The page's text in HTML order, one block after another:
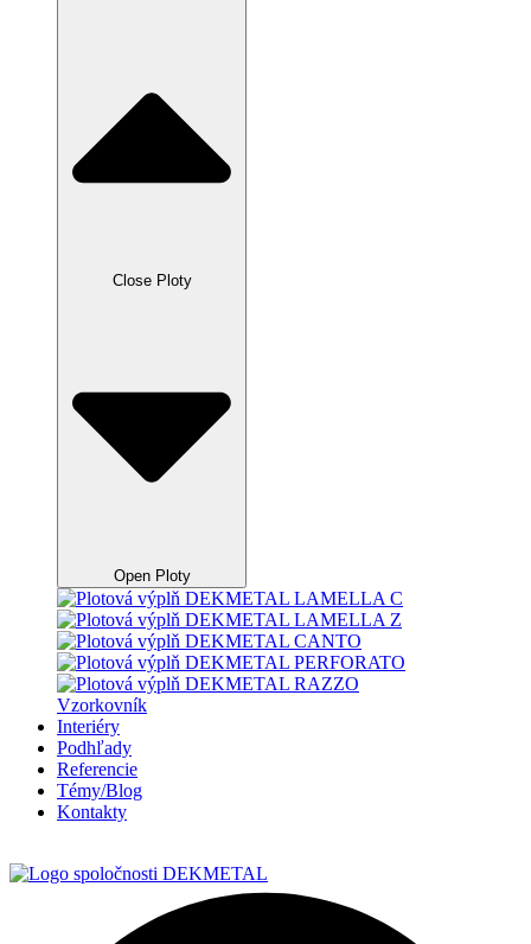
Close Ploty
Open Ploty
Vzorkovník
Interiéry
Podhľady
Referencie
Témy/Blog
Kontakty